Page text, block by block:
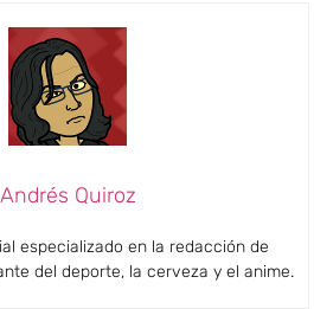
Andrés Quiroz
especializado en la redacción de
del deporte, la cerveza y el anime.